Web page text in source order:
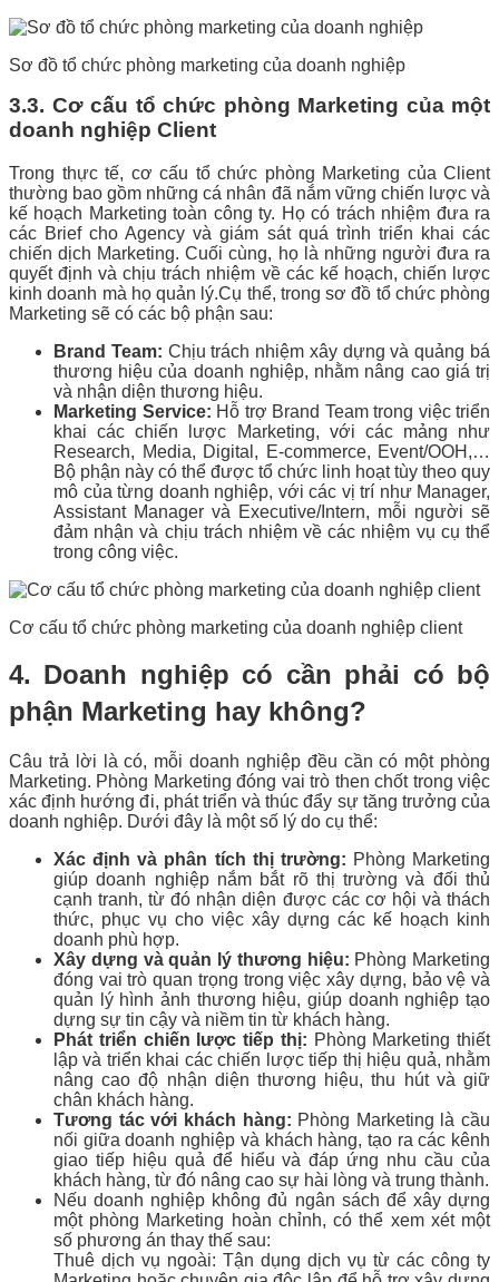
Sơ đồ tổ chức phòng marketing của doanh nghiệp
3.3. Cơ cấu tổ chức phòng Marketing của một
doanh nghiệp Client
Trong thực tế, cơ cấu tổ chức phòng Marketing của Client
thường bao gồm những cá nhân đã nắm vững chiến lược và
kế hoạch Marketing toàn công ty. Họ có trách nhiệm đưa ra
các Brief cho Agency và giám sát quá trình triển khai các
chiến dịch Marketing. Cuối cùng, họ là những người đưa ra
quyết định và chịu trách nhiệm về các kế hoạch, chiến lược
kinh doanh mà họ quản lý.Cụ thể, trong sơ đồ tổ chức phòng
Marketing sẽ có các bộ phận sau:
Brand Team: Chịu trách nhiệm xây dựng và quảng bá
thương hiệu của doanh nghiệp, nhằm nâng cao giá trị
và nhận diện thương hiệu.
Marketing Service: Hỗ trợ Brand Team trong việc triển
khai các chiến lược Marketing, với các mảng như
Research, Media, Digital, E-commerce, Event/OOH,…
Bộ phận này có thể được tổ chức linh hoạt tùy theo quy
mô của từng doanh nghiệp, với các vị trí như Manager,
Assistant Manager và Executive/Intern, mỗi người sẽ
đảm nhận và chịu trách nhiệm về các nhiệm vụ cụ thể
trong công việc.
Cơ cấu tổ chức phòng marketing của doanh nghiệp client
4. Doanh nghiệp có cần phải có bộ
phận Marketing hay không?
Câu trả lời là có, mỗi doanh nghiệp đều cần có một phòng
Marketing. Phòng Marketing đóng vai trò then chốt trong việc
xác định hướng đi, phát triển và thúc đẩy sự tăng trưởng của
doanh nghiệp. Dưới đây là một số lý do cụ thể:
Xác định và phân tích thị trường: Phòng Marketing
giúp doanh nghiệp nắm bắt rõ thị trường và đối thủ
cạnh tranh, từ đó nhận diện được các cơ hội và thách
thức, phục vụ cho việc xây dựng các kế hoạch kinh
doanh phù hợp.
Xây dựng và quản lý thương hiệu: Phòng Marketing
đóng vai trò quan trọng trong việc xây dựng, bảo vệ và
quản lý hình ảnh thương hiệu, giúp doanh nghiệp tạo
dựng sự tin cậy và niềm tin từ khách hàng.
Phát triển chiến lược tiếp thị: Phòng Marketing thiết
lập và triển khai các chiến lược tiếp thị hiệu quả, nhằm
nâng cao độ nhận diện thương hiệu, thu hút và giữ
chân khách hàng.
Tương tác với khách hàng: Phòng Marketing là cầu
nối giữa doanh nghiệp và khách hàng, tạo ra các kênh
giao tiếp hiệu quả để hiểu và đáp ứng nhu cầu của
khách hàng, từ đó nâng cao sự hài lòng và trung thành.
Nếu doanh nghiệp không đủ ngân sách để xây dựng
một phòng Marketing hoàn chỉnh, có thể xem xét một
số phương án thay thế sau:
Thuê dịch vụ ngoài: Tận dụng dịch vụ từ các công ty